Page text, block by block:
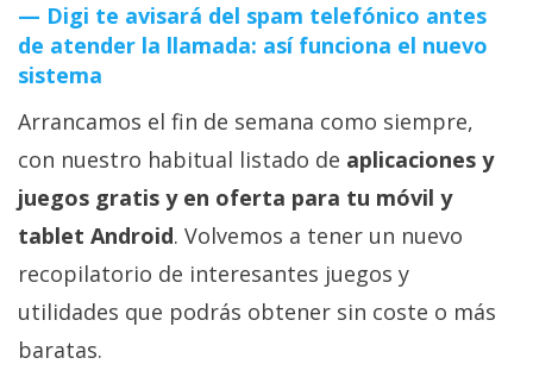
Digi te avisará del spam telefónico antes
de atender la llamada: así funciona el nuevo
sistema
Arrancamos el fin de semana como siempre,
con nuestro habitual listado de aplicaciones y
juegos gratis y en oferta para tu móvil y
tablet Android. Volvemos a tener un nuevo
recopilatorio de interesantes juegos y
utilidades que podrás obtener sin coste o más
baratas.